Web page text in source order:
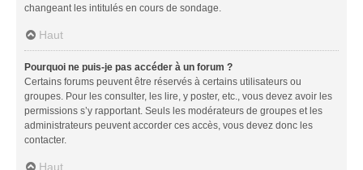
changeant les intitulés en cours de sondage.
Haut
Pourquoi ne puis-je pas accéder à un forum ?
Certains forums peuvent être réservés à certains utilisateurs ou
groupes. Pour les consulter, les lire, y poster, etc., vous devez avoir les
permissions s’y rapportant. Seuls les modérateurs de groupes et les
administrateurs peuvent accorder ces accès, vous devez donc les
contacter.
Haut